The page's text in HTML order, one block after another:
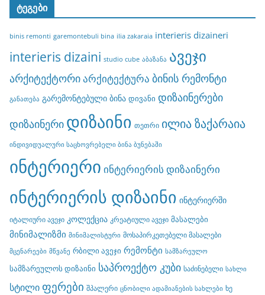
ტეგები
binis remonti garemontebuli bina ilia zakaraia interieris dizaineri
interieris dizaini studio cube აბაზანა ავეჯი
არქიტექტორიარქიტექტურა ბინის რემონტი
განათება გარემონტებული ბინა დივანი დიზაინერები
დიზაინერი დიზაინი თეთრი ილია ზაქარაია
ინდივიდუალური საცხოვრებელი ბინა ბუნებაში
ინტერიერი ინტერიერის დიზაინერი
ინტერიერის დიზაინი ინტერიერში
იტალიური ავეჯი კოლექცია კრეატიული ავეჯი მასალები
მინიმალიზმი მინიმალისტური მოსაპირკეთებელი მასალები
მცენარეები მწვანე რბილი ავეჯი რემონტი სამზარეულო
სამზარეულოს დიზაინი საპროექტო კუბი საძინებელი სახლი
სტილი ფერები შპალერი ცნობილი ადამიანების სახლები ხე